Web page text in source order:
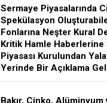
Sermaye Piyasalarında
Spekülasyon
Fonlarına Neşter Kural
Kritik Hamle Haberlerine
Piyasası Kurulundan
Yerinde Bir Açıklama
Bakır, Çinko, Alüminyum